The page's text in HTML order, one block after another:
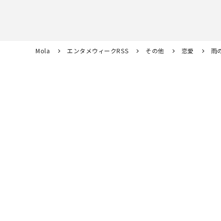
Mola エンタメウィークRSS その他 恋愛 雨